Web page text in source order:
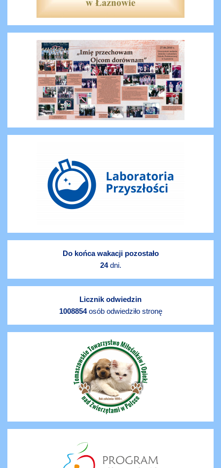
Do końca wakacji pozostało
24dni.
Licznik odwiedzin
1008854osób odwiedziło stronę